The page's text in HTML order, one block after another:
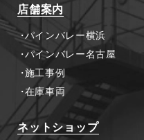
店舗案内
パインバレー横浜
パインバレー名古屋
施工事例
在庫車両
ネットショップ